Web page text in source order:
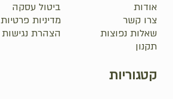
קטגוריות
אודות
צרו קשר
שאלות נפוצות
תקנון
ביטול עסקה
מדיניות פרטיות
הצהרת נגישות